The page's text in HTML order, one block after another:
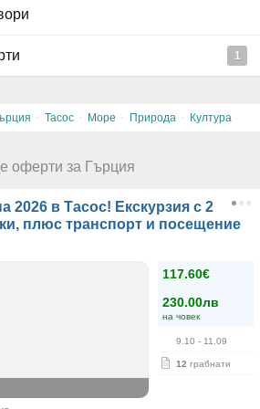
1
· Тасос · Море · Природа · Култура
оферти за Гърция
2026 в Тасос! Екскурзия с 2
плюс транспорт и посещение
117.60€
230.00лв
на човек
9.10 - 11.09
12 грабнати